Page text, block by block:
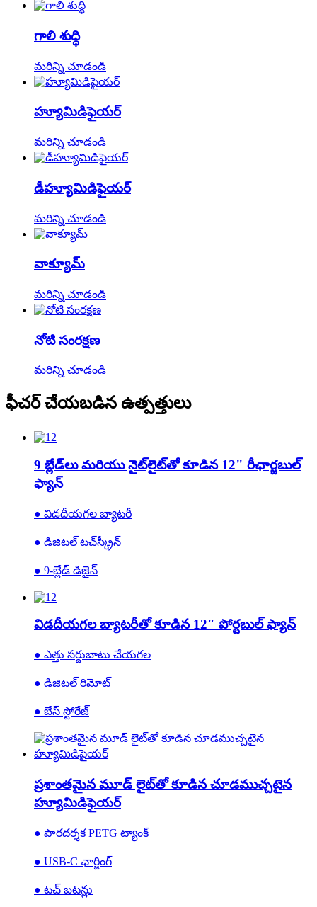
గాలి శుద్ధి
మరిన్ని చూడండి
హ్యూమిడిఫైయర్
మరిన్ని చూడండి
డీహ్యూమిడిఫైయర్
మరిన్ని చూడండి
వాక్యూమ్
మరిన్ని చూడండి
నోటి సంరక్షణ
మరిన్ని చూడండి
ఫీచర్ చేయబడిన ఉత్పత్తులు
9 బ్లేడ్‌లు మరియు నైట్‌లైట్‌తో కూడిన 12" రీఛార్జబుల్
ఫ్యాన్
● విడదీయగల బ్యాటరీ
● డిజిటల్ టచ్‌స్క్రీన్
● 9-బ్లేడ్ డిజైన్
విడదీయగల బ్యాటరీతో కూడిన 12" పోర్టబుల్ ఫ్యాన్
● ఎత్తు సర్దుబాటు చేయగల
● డిజిటల్ రిమోట్
● బేస్ స్టోరేజ్
ప్రశాంతమైన మూడ్ లైట్‌తో కూడిన చూడముచ్చటైన
హ్యూమిడిఫైయర్
● పారదర్శక PETG ట్యాంక్
● USB-C ఛార్జింగ్
● టచ్ బటన్లు